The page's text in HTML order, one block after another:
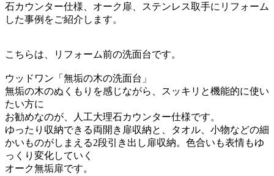
石カウンター仕様、オーク扉、ステンレス取手にリフォーム
した事例をご紹介します。
こちらは、リフォーム前の洗面台です。
ウッドワン「無垢の木の洗面台」
無垢の木のぬくもりを感じながら、スッキリと機能的に使い
たい方に
お勧めなのが、人工大理石カウンター仕様です。
ゆったり収納できる両開き扉収納と、タオル、小物などの細
かいものがしまえる2段引き出し扉収納。色合いも表情もゆ
っくり変化していく
オーク無垢扉です。